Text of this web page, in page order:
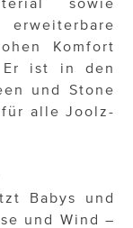
Komfort
Er ist in den
und Stone
alle Joolz-
Babys und
und Wind –